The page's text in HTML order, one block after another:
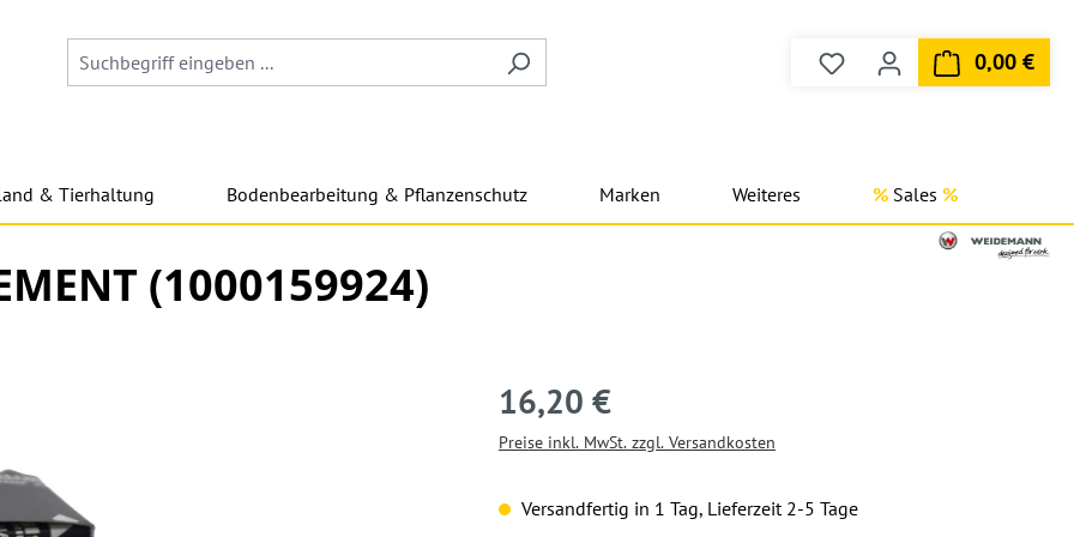
Du hast 0 Produkte auf
0,00 €
& Tierhaltung Bodenbearbeitung & Pflanzenschutz Marken Weiteres Sales
(1000159924)
16,20 €
Preise inkl. MwSt. zzgl. Versandkosten
Versandfertig in 1 Tag, Lieferzeit 2-5 Tage